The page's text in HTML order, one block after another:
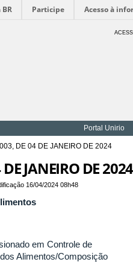
Participe Acesso à
Portal Unirio
003, DE 04 DE JANEIRO DE 2024
JANEIRO DE 2024
16/04/2024 08h48
em Controle de
Alimentos/Composição